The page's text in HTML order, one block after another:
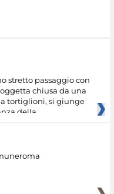
stretto passaggio con
chiusa da una
tortiglioni, si giunge
della